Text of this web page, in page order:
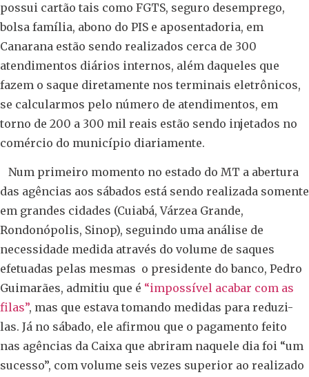
possui cartão tais como FGTS, seguro desemprego,
bolsa família, abono do PIS e aposentadoria, em
Canarana estão sendo realizados cerca de 300
atendimentos diários internos, além daqueles que
fazem o saque diretamente nos terminais eletrônicos,
se calcularmos pelo número de atendimentos, em
torno de 200 a 300 mil reais estão sendo injetados no
comércio do município diariamente.
Num primeiro momento no estado do MT a abertura
das agências aos sábados está sendo realizada somente
em grandes cidades (Cuiabá, Várzea Grande,
Rondonópolis, Sinop), seguindo uma análise de
necessidade medida através do volume de saques
efetuadas pelas mesmas o presidente do banco, Pedro
Guimarães, admitiu que é “impossível acabar com as
filas”, mas que estava tomando medidas para reduzi-
las. Já no sábado, ele afirmou que o pagamento feito
nas agências da Caixa que abriram naquele dia foi “um
sucesso”, com volume seis vezes superior ao realizado